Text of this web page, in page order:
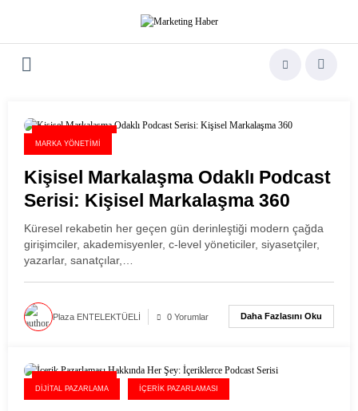
21 Haziran 2026
MARKA YÖNETIMI
Kişisel Markalaşma Odaklı Podcast
Serisi: Kişisel Markalaşma 360
Küresel rekabetin her geçen gün derinleştiği modern çağda
girişimciler, akademisyenler, c-level yöneticiler, siyasetçiler,
yazarlar, sanatçılar,…
Plaza ENTELEKTÜELİ 0 Yorumlar Daha Fazlasını Oku
13 Haziran 2026
DIJITAL PAZARLAMA İÇERIK PAZARLAMASI